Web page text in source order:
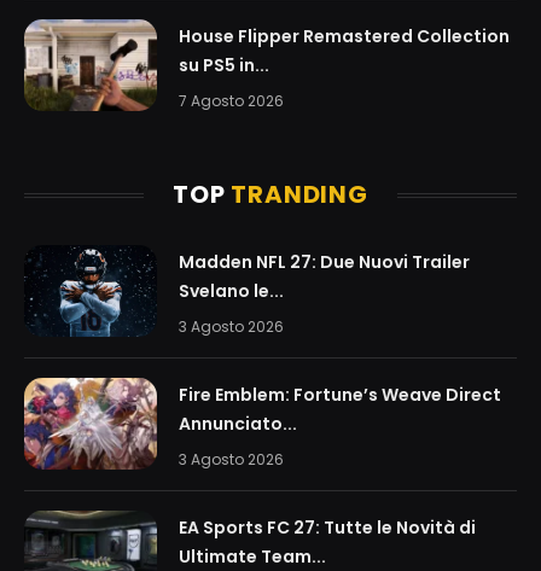
House Flipper Remastered Collection
su PS5 in...
7 Agosto 2026
TOP TRANDING
Madden NFL 27: Due Nuovi Trailer
Svelano le...
3 Agosto 2026
Fire Emblem: Fortune’s Weave Direct
Annunciato...
3 Agosto 2026
EA Sports FC 27: Tutte le Novità di
Ultimate Team...